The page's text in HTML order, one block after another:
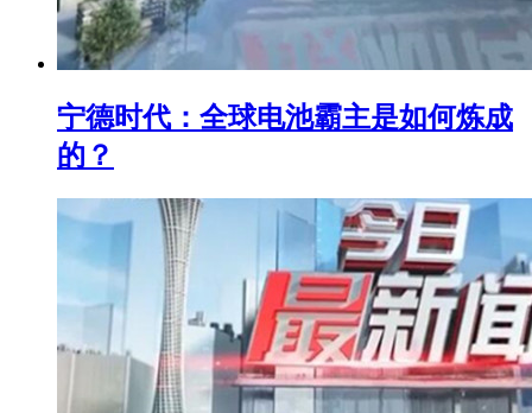
宁德时代：全球电池霸主是如何炼成
的？